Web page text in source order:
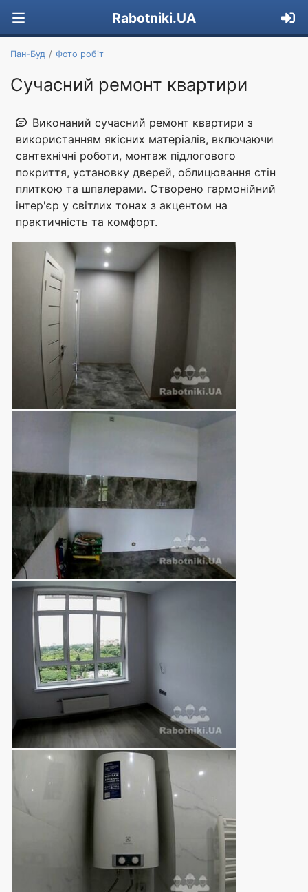
Rabotniki.UA
Пан-Буд Фото робіт
Сучасний ремонт квартири
Виконаний сучасний ремонт квартири з
використанням якісних матеріалів, включаючи
сантехнічні роботи, монтаж підлогового
покриття, установку дверей, облицювання стін
плиткою та шпалерами. Створено гармонійний
інтер'єр у світлих тонах з акцентом на
практичність та комфорт.